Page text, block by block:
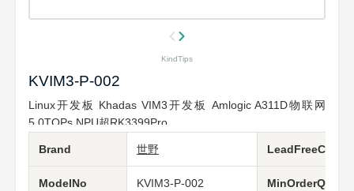
KindTips
KVIM3-P-002
Linux开发板 Khadas VIM3开发板 Amlogic A311D物联网
5.0TOPs NPU超RK3399Pro
Brand 世野
ModelNo KVIM3-P-002